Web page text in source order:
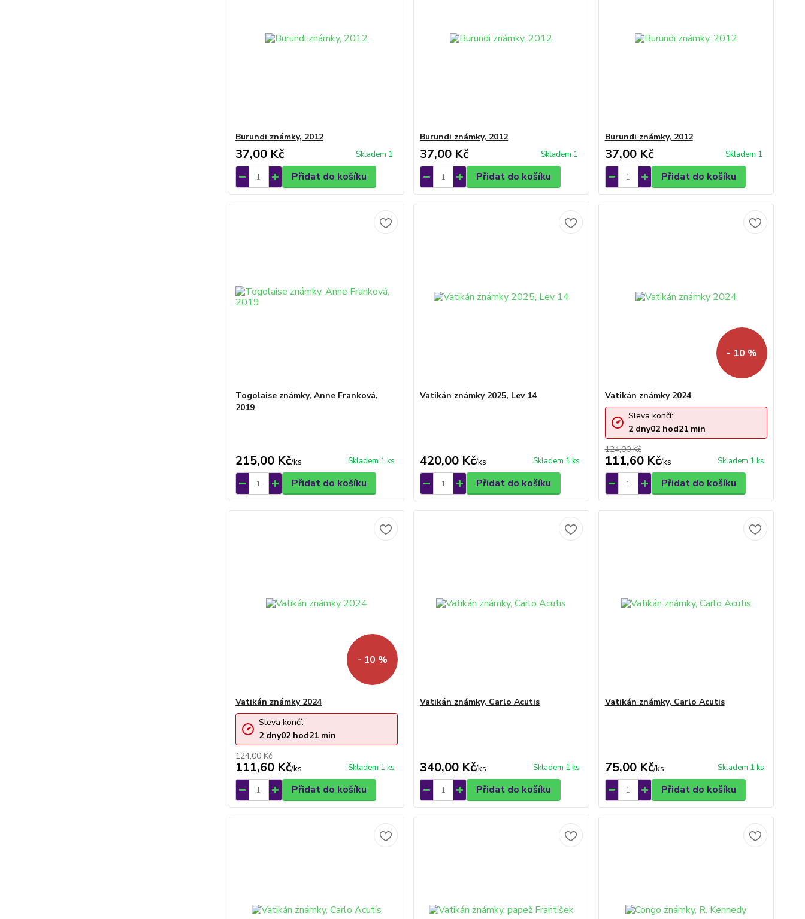
Burundi známky, 2012
37,00 Kč Skladem 1
Přidat do košíku
Burundi známky, 2012
37,00 Kč Skladem 1
Přidat do košíku
Burundi známky, 2012
37,00 Kč Skladem 1
Přidat do košíku
Togolaise známky, Anne Franková,
2019
215,00 Kč/ks Skladem 1 ks
Přidat do košíku
Vatikán známky 2025, Lev 14
420,00 Kč/ks Skladem 1 ks
Přidat do košíku
- 10 %
Vatikán známky 2024
124,00 Kč
111,60 Kč/ks Skladem 1 ks
Sleva končí:
2 dny02hod21min
Přidat do košíku
- 10 %
Vatikán známky 2024
124,00 Kč
111,60 Kč/ks Skladem 1 ks
Sleva končí:
2 dny02hod21min
Přidat do košíku
Vatikán známky, Carlo Acutis
340,00 Kč/ks Skladem 1 ks
Přidat do košíku
Vatikán známky, Carlo Acutis
75,00 Kč/ks Skladem 1 ks
Přidat do košíku